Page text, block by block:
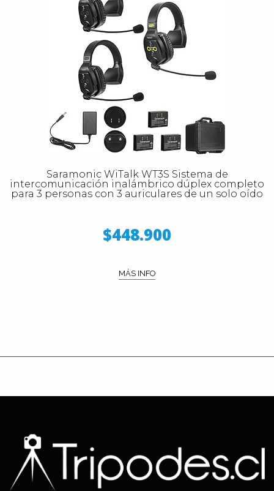
Saramonic WiTalk WT3S Sistema de
intercomunicación inalámbrico dúplex completo
para 3 personas con 3 auriculares de un solo oído
$448.900
MÁS INFO